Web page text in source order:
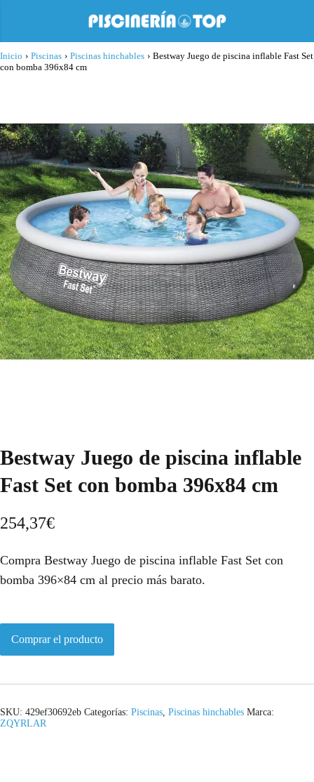
Inicio › Piscinas › Piscinas hinchables › Bestway Juego de piscina inflable Fast Set
con bomba 396x84 cm
Bestway Juego de piscina inflable
Fast Set con bomba 396x84 cm
254,37€
Compra Bestway Juego de piscina inflable Fast Set con
bomba 396×84 cm al precio más barato.
Comprar el producto
SKU: 429ef30692eb Categorías: Piscinas, Piscinas hinchables Marca:
ZQYRLAR